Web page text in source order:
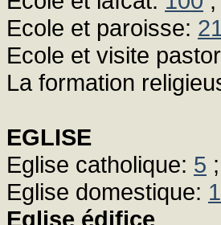
Ecole et paroisse:
Ecole et visite
La formation
EGLISE
Eglise catholique: 5 ;
Eglise domestique:
Eglise édifice